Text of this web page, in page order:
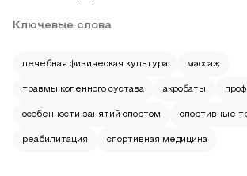
Ключевые слова
лечебная физическая культура массаж
травмы коленного сустава акробаты
особенности занятий спортом спортивные
реабилитация спортивная медицина